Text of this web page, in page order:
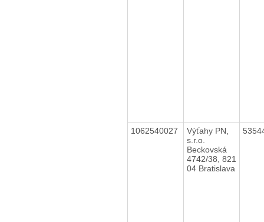
1062540027
Výťahy PN,
s.r.o.
Beckovská
4742/38, 821
04 Bratislava